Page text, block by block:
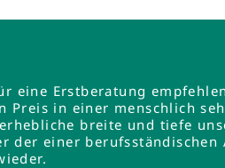
eine Erstberatung
in einer menschlich
breite und tiefe
der einer berufsständischen